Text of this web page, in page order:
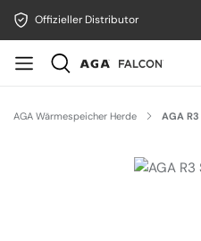
Offizieller Distributor
AGA Wärmespeicher Herde AGA R3
Bildergalerie überspringen